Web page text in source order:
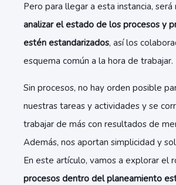
Pero para llegar a esta instancia, será
analizar el estado de los procesos y
estén estandarizados, así los
esquema común a la hora de trabajar.
Sin procesos, no hay orden posible
nuestras tareas y actividades y se
trabajar de más con resultados de
Además, nos aportan simplicidad y
En este artículo, vamos a explorar el
procesos dentro del planeamiento